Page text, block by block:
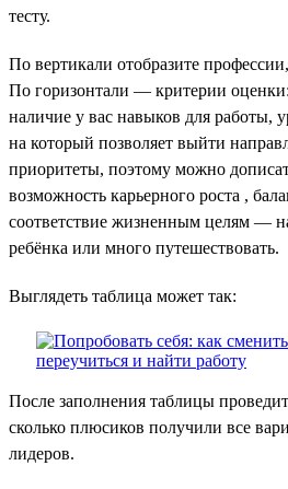
тесту.
По вертикали отобразите
По горизонтали — критерии оценки:
наличие у вас навыков для работы,
на который позволяет выйти
приоритеты, поэтому можно
возможность карьерного роста ,
соответствие жизненным целям —
ребёнка или много путешествовать.
Выглядеть таблица может так:
После заполнения таблицы
сколько плюсиков получили все
лидеров.